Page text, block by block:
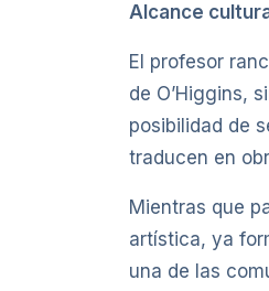
Alcance
El profesor
de O’Higgins,
posibilidad de
traducen en
Mientras que
artística, ya
una de las